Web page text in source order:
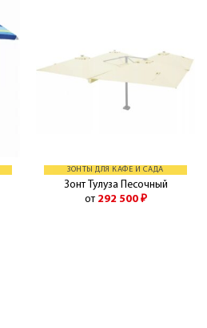
ЗОНТЫ ДЛЯ КАФЕ И САДА
Зонт Тулуза Песочный
от 292 500 ₽